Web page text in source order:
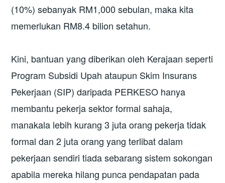
(10%) sebanyak RM1,000 sebulan, maka kita
memerlukan RM8.4 bilion setahun.
Kini, bantuan yang diberikan oleh Kerajaan seperti
Program Subsidi Upah ataupun Skim Insurans
Pekerjaan (SIP) daripada PERKESO hanya
membantu pekerja sektor formal sahaja,
manakala lebih kurang 3 juta orang pekerja tidak
formal dan 2 juta orang yang terlibat dalam
pekerjaan sendiri tiada sebarang sistem sokongan
apabila mereka hilang punca pendapatan pada